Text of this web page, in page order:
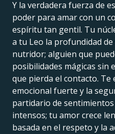
Y la verdadera fuerza de
poder para amar con un
espíritu tan gentil. Tu
a tu Leo la profundidad de
nutridor; alguien que
posibilidades mágicas sin
que pierda el contacto. Te
emocional fuerte y la
partidario de sentimientos
intensos; tu amor crece
basada en el respeto y la